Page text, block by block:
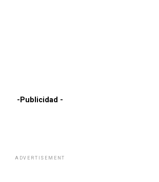
-Publicidad -
ADVERTISEMENT